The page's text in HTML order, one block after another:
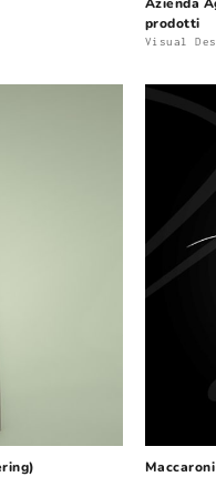
Azienda
prodotti
Visual